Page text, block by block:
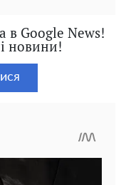
в Google News!
новини!